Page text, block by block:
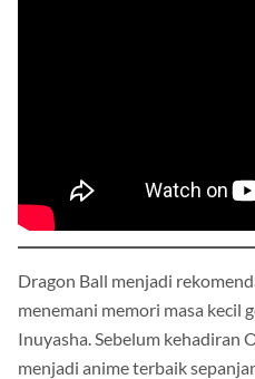
Dragon Ball menjadi
menemani memori masa kecil
Inuyasha. Sebelum kehadiran
menjadi anime terbaik